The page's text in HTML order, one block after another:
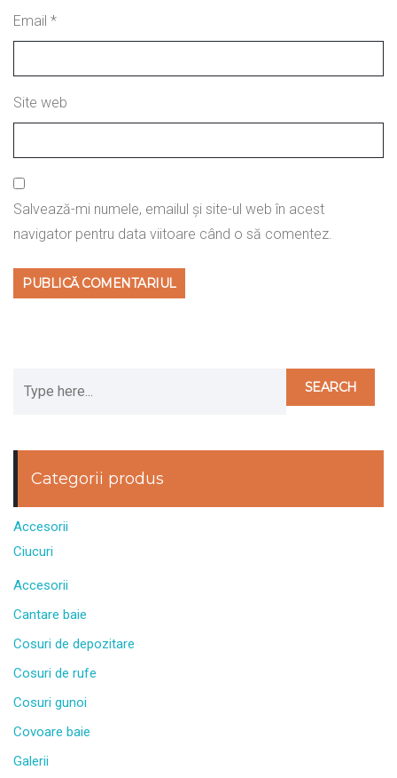
Email *
Site web
Salvează-mi numele, emailul și site-ul web în acest
navigator pentru data viitoare când o să comentez.
Categorii produs
Accesorii
Ciucuri
Accesorii
Cantare baie
Cosuri de depozitare
Cosuri de rufe
Cosuri gunoi
Covoare baie
Galerii